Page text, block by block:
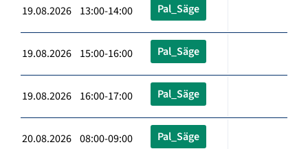
19.08.2026 13:00-14:00 Pal_Säge
19.08.2026 15:00-16:00 Pal_Säge
19.08.2026 16:00-17:00 Pal_Säge
20.08.2026 08:00-09:00 Pal_Säge